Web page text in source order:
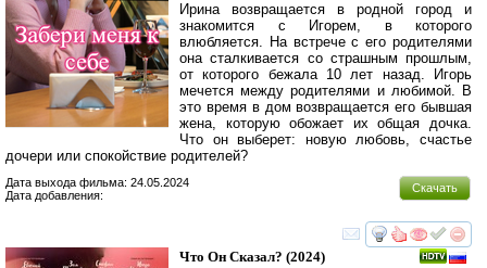
Ирина возвращается в родной город и
знакомится с Игорем, в которого
влюбляется. На встрече с его родителями
она сталкивается со страшным прошлым,
от которого бежала 10 лет назад. Игорь
мечется между родителями и любимой. В
это время в дом возвращается его бывшая
жена, которую обожает их общая дочка.
Что он выберет: новую любовь, счастье
дочери или спокойствие родителей?
Скачать
Дата выхода фильма: 24.05.2024
Дата добавления:
смотреть
Что Он Сказал? (2024)